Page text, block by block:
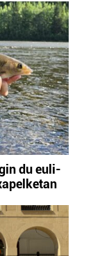
du euli-